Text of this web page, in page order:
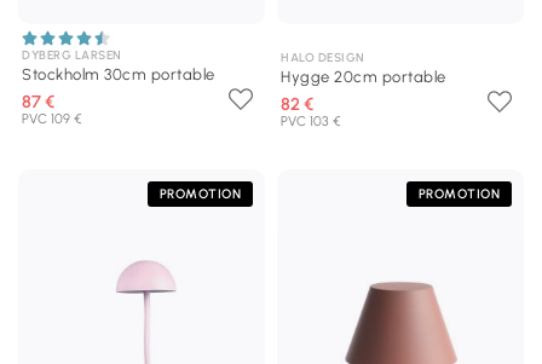
DYBERG LARSEN
Stockholm 30cm portable
87 €
PVC 109 €
HALO DESIGN
Hygge 20cm portable
82 €
PVC 103 €
PROMOTION PROMOTION